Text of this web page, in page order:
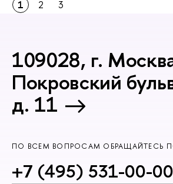
1 2 3
109028, г.
Покровский
д. 11
ПО ВСЕМ ВОПРОСАМ ОБРАЩАЙТЕСЬ
+7 (495) 531-00-